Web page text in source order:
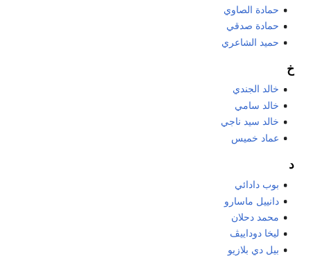
حمادة الصاوي
حمادة صدقي
حميد الشاعري
خ
خالد الجندي
خالد سامي
خالد سيد ناجي
عماد خميس
د
بوب دادائي
دانييل ماسارو
محمد دحلان
ليخا دوداييڤ
بيل دي بلازيو